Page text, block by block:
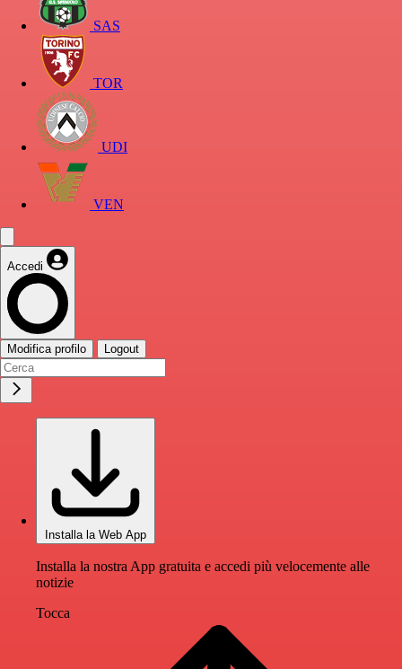
SAS
TOR
UDI
VEN
Accedi
Modifica profilo Logout
Installa la Web App
Installa la nostra App gratuita e accedi più velocemente alle
notizie
Tocca